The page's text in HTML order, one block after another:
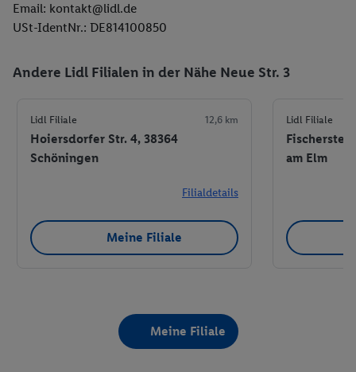
Email: kontakt@lidl.de
USt-IdentNr.: DE814100850
Andere Lidl Filialen in der Nähe Neue Str. 3
Lidl Filiale 12,6 km
Hoiersdorfer Str. 4, 38364
Schöningen
Filialdetails
Meine Filiale
Lidl Filiale
am Elm
Meine Filiale